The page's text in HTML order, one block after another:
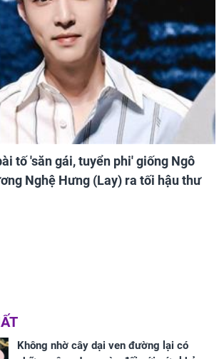
tố 'săn gái, tuyển phi' giống Ngô
Nghệ Hưng (Lay) ra tối hậu thư
Không nhờ cây dại ven đường lại có